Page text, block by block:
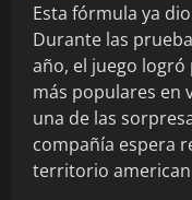
Esta fórmula ya
Durante las
año, el juego
más populares en
una de las
compañía espera
territorio